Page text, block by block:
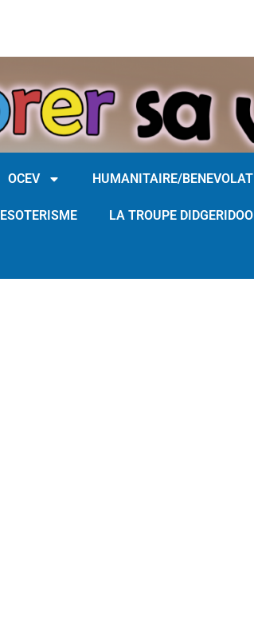
OCEV HUMANITAIRE/BENEVOLAT
ESOTERISME LA TROUPE DIDGERIDOO